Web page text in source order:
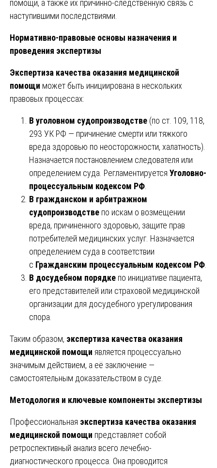
помощи, а также их причинно-следственную связь с
наступившими последствиями.
Нормативно-правовые основы назначения и
проведения экспертизы
Экспертиза качества оказания медицинской
помощи может быть инициирована в нескольких
правовых процессах:
В уголовном судопроизводстве (по ст. 109, 118,
293 УК РФ — причинение смерти или тяжкого
вреда здоровью по неосторожности, халатность).
Назначается постановлением следователя или
определением суда. Регламентируется Уголовно-
процессуальным кодексом РФ
В гражданском и арбитражном
судопроизводстве по искам о возмещении
вреда, причиненного здоровью, защите прав
потребителей медицинских услуг. Назначается
определением суда в соответствии
с Гражданским процессуальным кодексом РФ
В досудебном порядке по инициативе пациента,
его представителей или страховой медицинской
организации для досудебного урегулирования
спора.
Таким образом, экспертиза качества оказания
медицинской помощи является процессуально
значимым действием, а её заключение —
самостоятельным доказательством в суде.
Методология и ключевые компоненты экспертизы
Профессиональная экспертиза качества оказания
медицинской помощи представляет собой
ретроспективный анализ всего лечебно-
диагностического процесса. Она проводится